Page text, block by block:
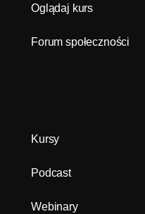
Oglądaj kurs
Forum społeczności
Kursy
Podcast
Webinary